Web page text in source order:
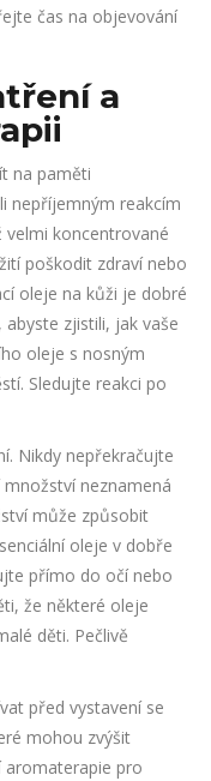
čas na objevování
a
na paměti
nepříjemným reakcím
velmi koncentrované
poškodit zdraví nebo
oleje na kůži je dobré
zjistili, jak vaše
oleje s nosným
Sledujte reakci po
Nikdy nepřekračujte
neznamená
může způsobit
oleje v dobře
přímo do očí nebo
že některé oleje
děti. Pečlivě
před vystavení se
mohou zvýšit
aromaterapie pro